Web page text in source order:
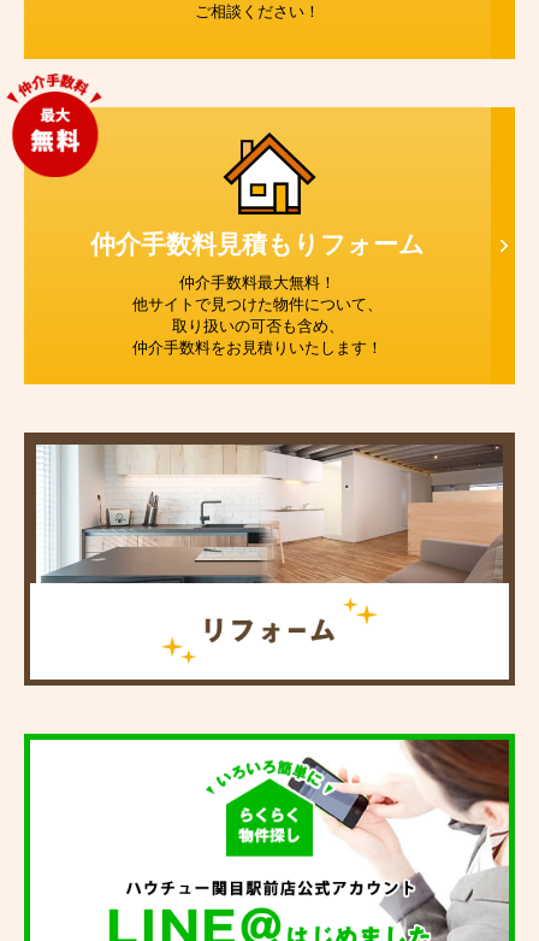
ご相談ください！
仲介手数料見積もり フォーム
仲介手数料最大無料！
他サイトで見つけた物件について、
取り扱いの可否も含め、
仲介手数料をお見積りいたします！